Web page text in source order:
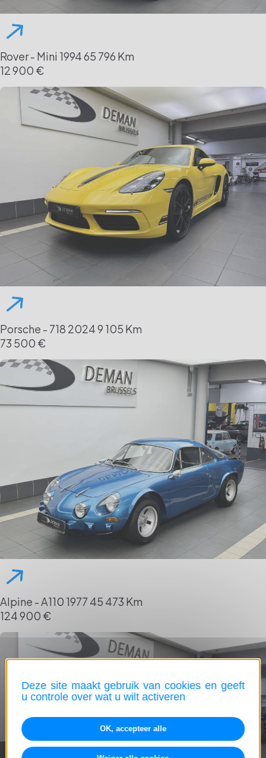
Rover - Mini 199465 796 Km
12 900 €
Porsche - 718 20249 105 Km
73 500 €
Alpine - A110 1977 45 473 Km
124 900 €
Deze site maakt gebruik van cookies en geeft
u controle over wat u wilt activeren
OK, accepteer alle